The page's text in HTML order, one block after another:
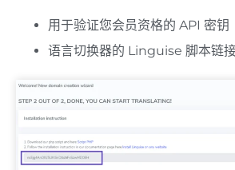
用于验证您会员资格的 API 密钥
语言切换器的 Linguise 脚本链